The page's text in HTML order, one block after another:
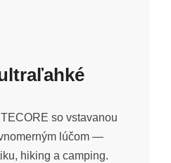
so vstavanou
lúčom —
hiking a camping.